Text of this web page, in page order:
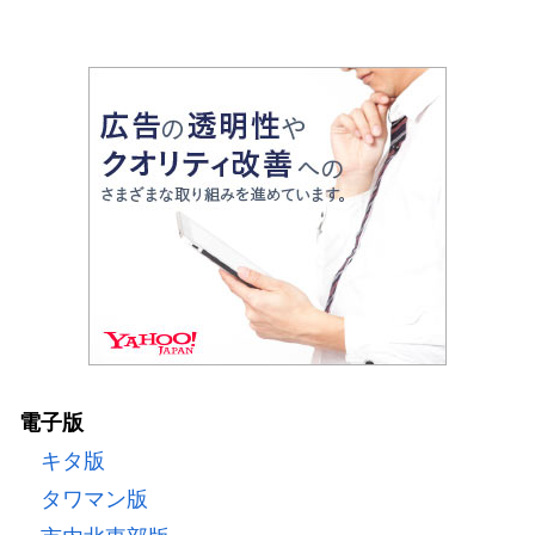
電子版
キタ版
タワマン版